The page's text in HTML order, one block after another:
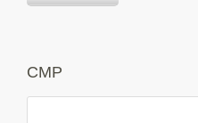
CMP